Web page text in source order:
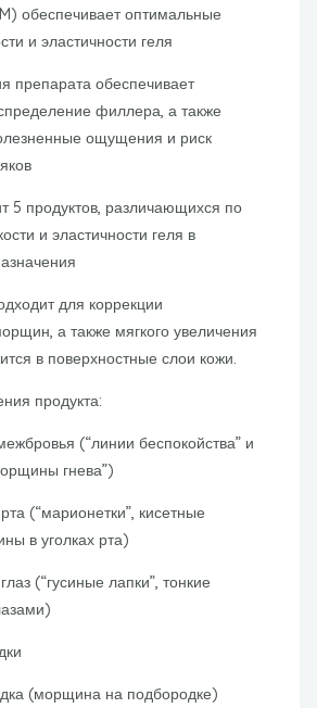
обеспечивает оптимальные
и эластичности геля
препарата обеспечивает
филлера, а также
ощущения и риск
5 продуктов, различающихся по
и эластичности геля в
для коррекции
а также мягкого увеличения
в поверхностные слои кожи.
продукта:
(“линии беспокойства” и
гнева”)
(“марионетки”, кисетные
в уголках рта)
(“гусиные лапки”, тонкие
(морщина на подбородке)